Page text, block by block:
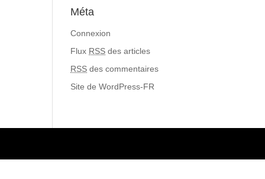
Méta
Connexion
Flux RSS des articles
RSS des commentaires
Site de WordPress-FR